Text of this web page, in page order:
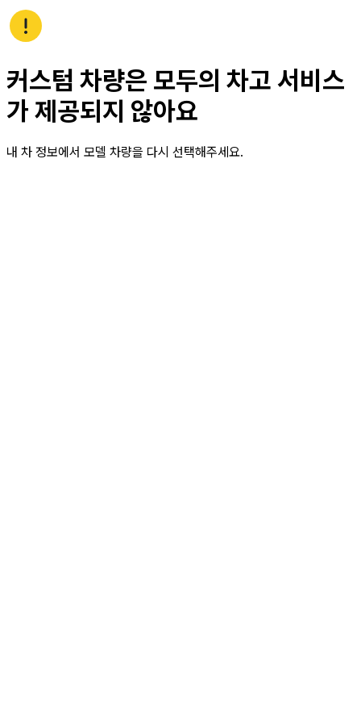
커스텀 차량은 모두의 차고 서비스
가 제공되지 않아요
내 차 정보에서 모델 차량을 다시 선택해주세요.